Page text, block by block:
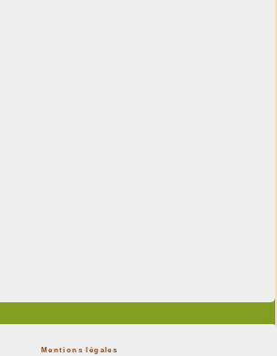
Mentions légales